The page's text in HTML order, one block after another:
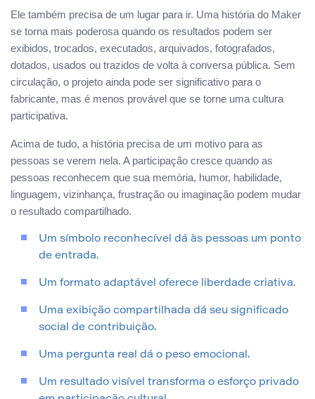
Ele também precisa de um lugar para ir. Uma história do Maker
se torna mais poderosa quando os resultados podem ser
exibidos, trocados, executados, arquivados, fotografados,
dotados, usados ou trazidos de volta à conversa pública. Sem
circulação, o projeto ainda pode ser significativo para o
fabricante, mas é menos provável que se torne uma cultura
participativa.
Acima de tudo, a história precisa de um motivo para as
pessoas se verem nela. A participação cresce quando as
pessoas reconhecem que sua memória, humor, habilidade,
linguagem, vizinhança, frustração ou imaginação podem mudar
o resultado compartilhado.
Um símbolo reconhecível dá às pessoas um ponto
de entrada.
Um formato adaptável oferece liberdade criativa.
Uma exibição compartilhada dá seu significado
social de contribuição.
Uma pergunta real dá o peso emocional.
Um resultado visível transforma o esforço privado